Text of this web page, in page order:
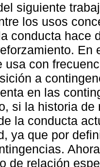
siguiente
los usos
conducta hace
En
usa con
a
en las
si la historia
la conducta
ya que por
de relación